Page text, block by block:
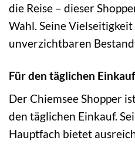
die Reise – dieser
Wahl. Seine
unverzichtbaren
Für den täglichen Einkauf
Der Chiemsee Shopper
den täglichen Einkauf.
Hauptfach bietet